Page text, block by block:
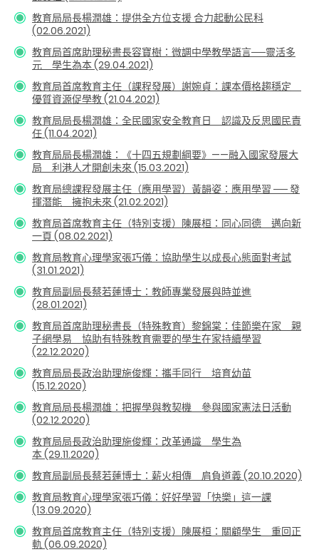
教育局局長楊潤雄：提供全方位支援 合力起動公民科
(02.06.2021)
教育局首席助理秘書長容寶樹：微調中學教學語言──靈活多
元 學生為本 (29.04.2021)
教育局首席教育主任（課程發展）謝婉貞：課本價格趨穩定
優質資源促學教 (21.04.2021)
教育局局長楊潤雄：全民國家安全教育日 認識及反思國民責
任 (11.04.2021)
教育局局長楊潤雄：《十四五規劃綱要》——融入國家發展大
局 利港人才開創未來 (15.03.2021)
教育局總課程發展主任（應用學習）黃韻姿：應用學習 ── 發
揮潛能 擁抱未來 (21.02.2021)
教育局首席教育主任（特別支援）陳展桓：同心同德 邁向新
一頁 (08.02.2021)
教育局教育心理學家張巧儀：協助學生以成長心態面對考試
(31.01.2021)
教育局副局長蔡若蓮博士：教師專業發展與時並進
(28.01.2021)
教育局首席助理秘書長（特殊教育）黎錦棠：佳節樂在家 親
子網學易 協助有特殊教育需要的學生在家持續學習
(22.12.2020)
教育局局長政治助理施俊輝：攜手同行 培育幼苗
(15.12.2020)
教育局局長楊潤雄：把握學與教契機 參與國家憲法日活動
(02.12.2020)
教育局局長政治助理施俊輝：改革通識 學生為
本 (29.11.2020)
教育局副局長蔡若蓮博士：薪火相傳 肩負道義 (20.10.2020)
教育局教育心理學家張巧儀：好好學習「快樂」這一課
(13.09.2020)
教育局首席教育主任（特別支援）陳展桓：關顧學生 重回正
軌 (06.09.2020)